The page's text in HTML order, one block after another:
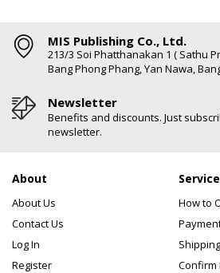
MIS Publishing Co., Ltd.
213/3 Soi Phatthanakan 1 ( Sathu
Bang Phong Phang, Yan Nawa,
Newsletter
Benefits and discounts. Just
newsletter.
About
About Us
Contact Us
Log In
Register
Service
How to
Shipping
Confirm